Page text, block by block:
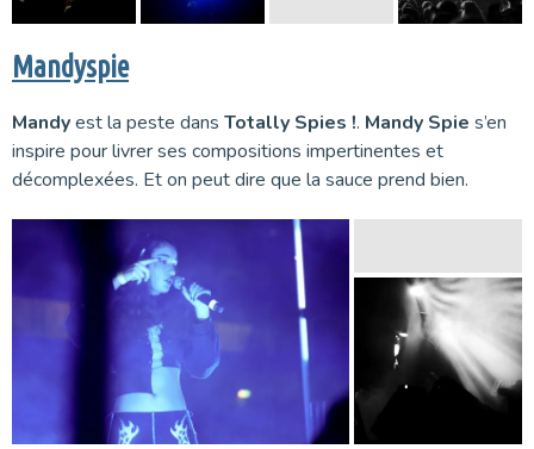
Mandyspie
Mandyest la peste dans Totally Spies !. Mandy Spie s’en
inspire pour livrer ses compositions impertinentes et
décomplexées. Et on peut dire que la sauce prend bien.